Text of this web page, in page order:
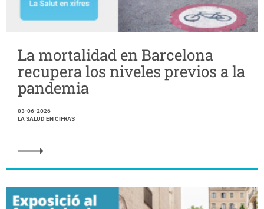
La mortalidad en Barcelona
recupera los niveles previos a la
pandemia
03-06-2026
LA SALUD EN CIFRAS